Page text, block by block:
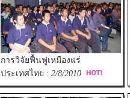
การวิจัยฟื้นฟูเหมืองแร่
ประเทศไทย : 2/8/2010